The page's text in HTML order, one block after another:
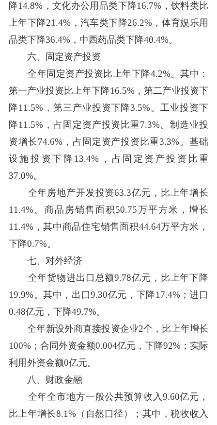
降14.8%，文化办公用品类下降16.7%，饮料类比
上年下降21.4%，汽车类下降26.2%，体育娱乐用
品类下降36.4%，中西药品类下降40.4%。
六、固定资产投资
全年固定资产投资比上年下降4.2%。其中：
第一产业投资比上年下降16.5%，第二产业投资下
降11.5%，第三产业投资下降3.5%。工业投资下
降11.5%，占固定资产投资比重7.3%。制造业投
资增长74.6%，占固定资产投资比重3.3%。基础
设施投资下降13.4%，占固定资产投资比重
37.0%。
全年房地产开发投资63.3亿元，比上年增长
11.4%。商品房销售面积50.75万平方米，增长
11.4%，其中商品住宅销售面积44.64万平方米，
下降0.7%。
七、对外经济
全年货物进出口总额9.78亿元，比上年下降
19.9%。其中，出口9.30亿元，下降17.4%；进口
0.48亿元，下降49.7%。
全年新设外商直接投资企业2个，比上年增长
100%；合同外资金额0.004亿元，下降92%；实际
利用外资金额0亿元。
八、财政金融
全年全市地方一般公共预算收入9.60亿元，
比上年增长8.1%（自然口径）；其中，税收收入